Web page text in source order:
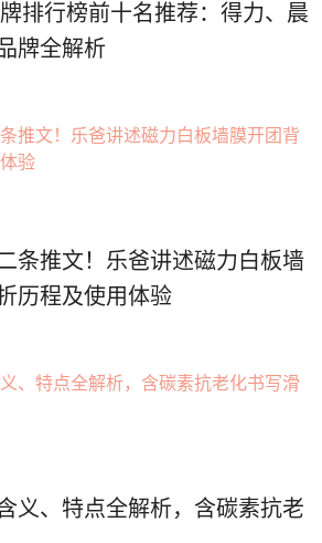
排行榜前十名推荐：得力、晨
牌全解析
条推文！乐爸讲述磁力白板墙
历程及使用体验
义、特点全解析，含碳素抗老